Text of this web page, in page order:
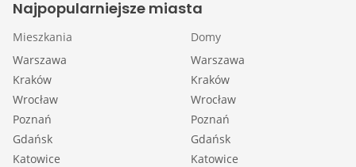
Najpopularniejsze miasta
Mieszkania
Warszawa
Kraków
Wrocław
Poznań
Gdańsk
Katowice
Domy
Warszawa
Kraków
Wrocław
Poznań
Gdańsk
Katowice